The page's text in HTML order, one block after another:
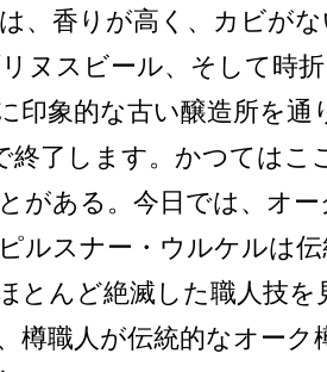
、香りが高く、カビが
ヌスビール、そして時
印象的­な古い醸造所を
了します。­かつてはこ
がある。今日では、オ­
スナー・ウルケルは伝
んど絶滅した職人技を
樽­職人が伝統的なオーク